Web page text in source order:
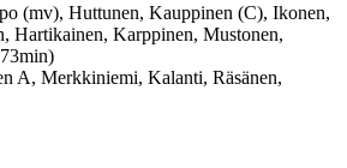
(mv), Huttunen, Kauppinen (C), Ikonen,
Hartikainen, Karppinen, Mustonen,
A, Merkkiniemi, Kalanti, Räsänen,